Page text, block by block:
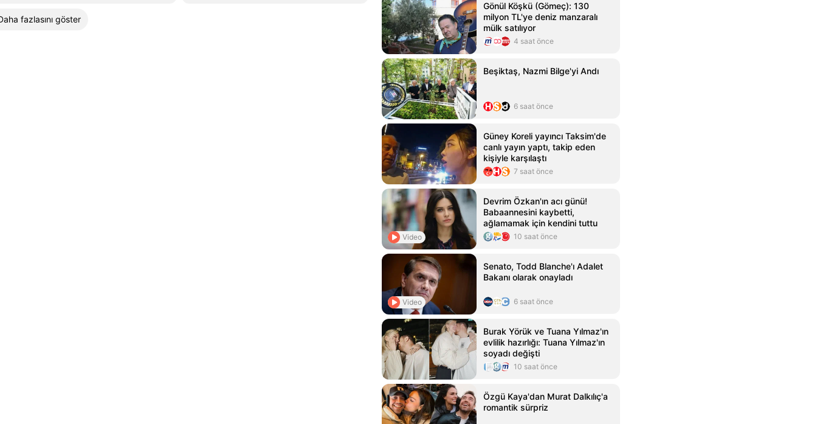
fazlasını göster
Gönül Köşkü (Gömeç): 130
milyon TL'ye deniz manzaralı
mülk satılıyor
4 saat önce
Beşiktaş, Nazmi Bilge'yi Andı
6 saat önce
Güney Koreli yayıncı Taksim'de
canlı yayın yaptı, takip eden
kişiyle karşılaştı
7 saat önce
Video
Devrim Özkan'ın acı günü!
Babaannesini kaybetti,
ağlamamak için kendini tuttu
10 saat önce
Video
Senato, Todd Blanche'ı Adalet
Bakanı olarak onayladı
6 saat önce
Burak Yörük ve Tuana Yılmaz'ın
evlilik hazırlığı: Tuana Yılmaz'ın
soyadı değişti
10 saat önce
Özgü Kaya'dan Murat Dalkılıç'a
romantik sürpriz